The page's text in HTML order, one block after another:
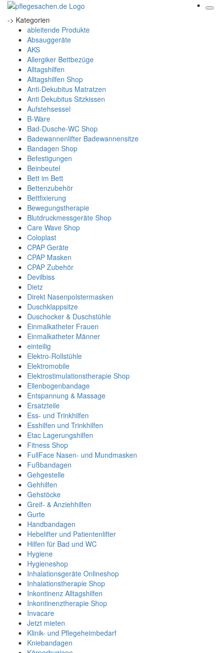
-> Kategorien
ableitende Produkte
Absauggeräte
AKS
Allergiker Bettbezüge
Alltagshilfen
Alltagshilfen Shop
Anti-Dekubitus Matratzen
Anti Dekubitus Sitzkissen
Aufstehsessel
B-Ware
Bad-Dusche-WC Shop
Badewannenlifter Badewannensitze
Bandagen Shop
Befestigungen
Beinbeutel
Bett im Bett
Bettenzubehör
Bettfixierung
Bewegungstherapie
Blutdruckmessgeräte Shop
Care Wave Shop
Coloplast
CPAP Geräte
CPAP Masken
CPAP Zubehör
Devilbiss
Dietz
Direkt Nasenpolstermasken
Duschklappsitze
Duschocker & Duschstühle
Einmalkatheter Frauen
Einmalkatheter Männer
einteilig
Elektro-Rollstühle
Elektromobile
Elektrostimulationstherapie Shop
Ellenbogenbandage
Entspannung & Massage
Ersatzteile
Ess- und Trinkhilfen
Esshilfen und Trinkhilfen
Etac Lagerungshilfen
Fitness Shop
FullFace Nasen- und Mundmasken
Fußbandagen
Gehgestelle
Gehhilfen
Gehstöcke
Greif- & Anziehhilfen
Gurte
Handbandagen
Hebelifter und Patientenlifter
Hilfen für Bad und WC
Hygiene
Hygieneshop
Inhalationsgeräte Onlineshop
Inhalationstherapie Shop
Inkontinenz Alltagshilfen
Inkontinenztherapie Shop
Invacare
Jetzt mieten
Klinik- und Pflegeheimbedarf
Kniebandagen